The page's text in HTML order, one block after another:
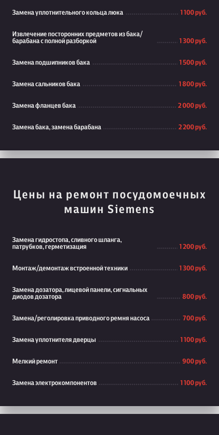
Замена уплотнительного кольца люка 1 100 руб.
Извлечение посторонних предметов из бака/
барабана с полной разборкой
1 300 руб.
Замена подшипников бака 1 500 руб.
Замена сальников бака 1 800 руб.
Замена фланцев бака 2 000 руб.
Замена бака, замена барабана 2 200 руб.
Цены на ремонт посудомоечных
машин Siemens
Замена гидростопа, сливного шланга,
патрубков, герметизация
1 200 руб.
Монтаж/демонтаж встроенной техники 1 300 руб.
Замена дозатора, лицевой панели, сигнальных
диодов дозатора
800 руб.
Замена/реголировка приводного ремня насоса 700 руб.
Замена уплотнителя дверцы 1 100 руб.
Мелкий ремонт 900 руб.
Замена электрокомпонентов 1 100 руб.